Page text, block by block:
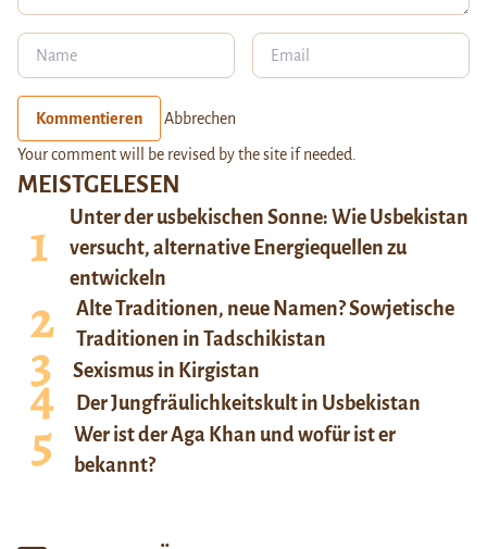
MEISTGELESEN
Unter der usbekischen Sonne: Wie Usbekistan
versucht, alternative Energiequellen zu
entwickeln
Alte Traditionen, neue Namen? Sowjetische
Traditionen in Tadschikistan
Sexismus in Kirgistan
Der Jungfräulichkeitskult in Usbekistan
Wer ist der Aga Khan und wofür ist er
bekannt?
Kommentieren Abbrechen
Your comment will be revised by the site if needed.